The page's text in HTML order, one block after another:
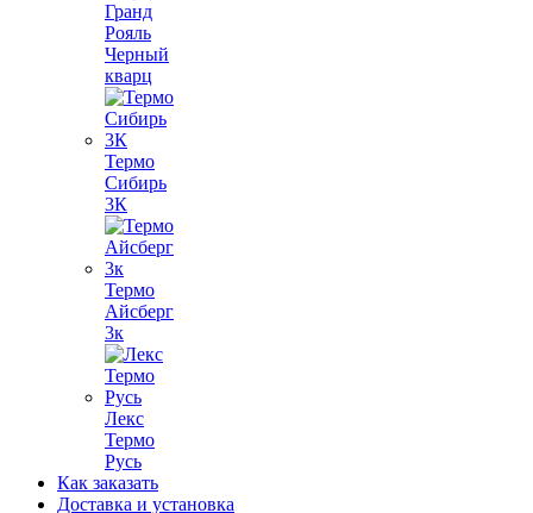
Гранд
Рояль
Черный
кварц
Термо
Сибирь
3К
Термо
Айсберг
3к
Лекс
Термо
Русь
Как заказать
Доставка и установка